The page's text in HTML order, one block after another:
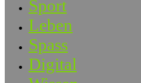
Sport
Leben
Spass
Digital